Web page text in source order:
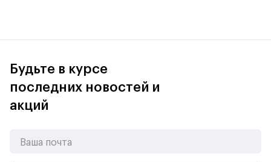
Будьте в курсе
последних новостей и
акций